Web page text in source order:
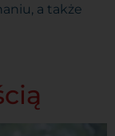
a także